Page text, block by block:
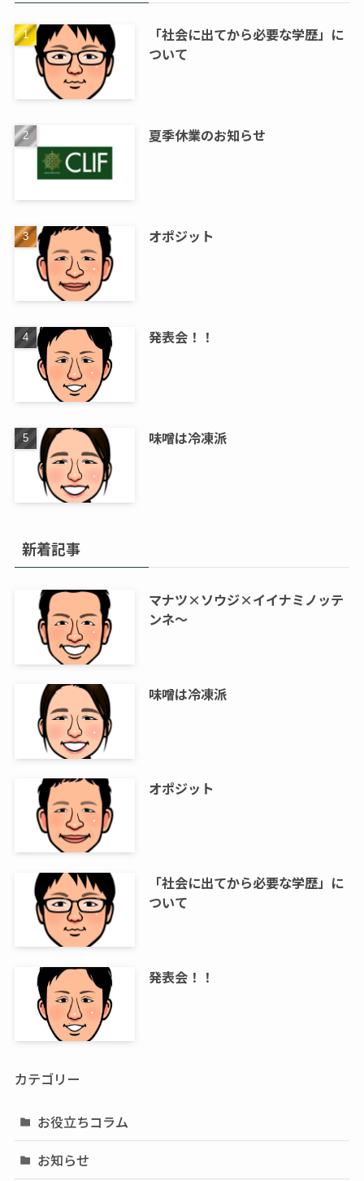
「社会に出てから必要な学歴」に
ついて
夏季休業のお知らせ
オポジット
発表会！！
味噌は冷凍派
新着記事
マナツ×ソウジ×イイナミノッテ
ンネ～
味噌は冷凍派
オポジット
「社会に出てから必要な学歴」に
ついて
発表会！！
カテゴリー
お役立ちコラム
お知らせ